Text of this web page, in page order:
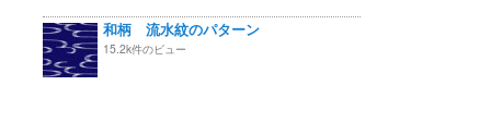
和柄 流水紋のパターン
15.2k件のビュー